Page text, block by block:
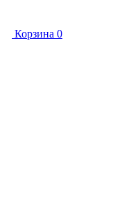
Корзина 0